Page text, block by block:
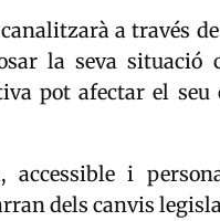
a través de
la seva situació
pot afectar el seu
accessible i
dels canvis